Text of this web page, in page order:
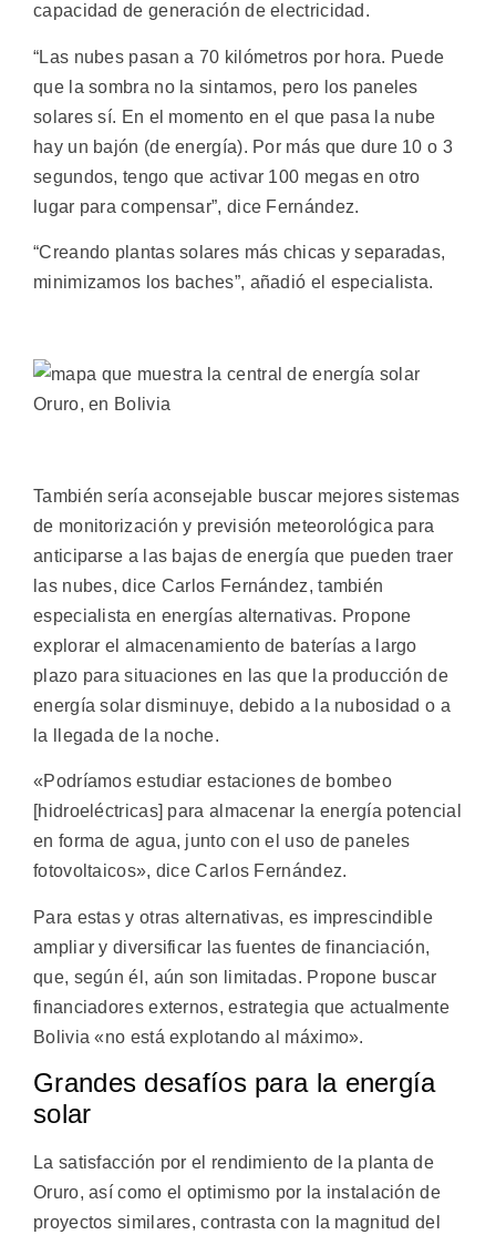
capacidad de generación de electricidad.
“Las nubes pasan a 70 kilómetros por hora. Puede
que la sombra no la sintamos, pero los paneles
solares sí. En el momento en el que pasa la nube
hay un bajón (de energía). Por más que dure 10 o 3
segundos, tengo que activar 100 megas en otro
lugar para compensar”, dice Fernández.
“Creando plantas solares más chicas y separadas,
minimizamos los baches”, añadió el especialista.
También sería aconsejable buscar mejores sistemas
de monitorización y previsión meteorológica para
anticiparse a las bajas de energía que pueden traer
las nubes, dice Carlos Fernández, también
especialista en energías alternativas. Propone
explorar el almacenamiento de baterías a largo
plazo para situaciones en las que la producción de
energía solar disminuye, debido a la nubosidad o a
la llegada de la noche.
«Podríamos estudiar estaciones de bombeo
[hidroeléctricas] para almacenar la energía potencial
en forma de agua, junto con el uso de paneles
fotovoltaicos», dice Carlos Fernández.
Para estas y otras alternativas, es imprescindible
ampliar y diversificar las fuentes de financiación,
que, según él, aún son limitadas. Propone buscar
financiadores externos, estrategia que actualmente
Bolivia «no está explotando al máximo».
Grandes desafíos para la energía
solar
La satisfacción por el rendimiento de la planta de
Oruro, así como el optimismo por la instalación de
proyectos similares, contrasta con la magnitud del